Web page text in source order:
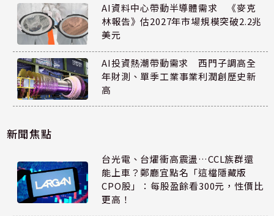
AI資料中心帶動半導體需求 《麥克
林報告》估2027年市場規模突破2.2兆
美元
AI投資熱潮帶動需求 西門子調高全
年財測、單季工業事業利潤創歷史新
高
新聞焦點
台光電、台燿衝高震盪…CCL族群還
能上車？鄭廳宜點名「這檔隱藏版
CPO股」：每股盈餘看300元，性價比
更高！